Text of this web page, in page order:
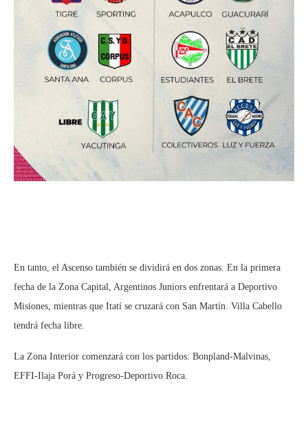
En tanto, el Ascenso también se dividirá en dos zonas. En la primera
fecha de la Zona Capital, Argentinos Juniors enfrentará a Deportivo
Misiones, mientras que Itatí se cruzará con San Martín. Villa Cabello
tendrá fecha libre.
La Zona Interior comenzará con los partidos: Bonpland-Malvinas,
EFFI-Ilaja Porá y Progreso-Deportivo Roca.